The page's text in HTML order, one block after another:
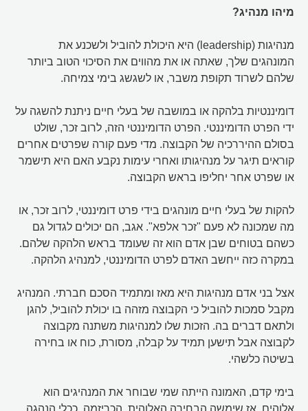
מיהו מנהיג?
מנהיגות (leadership) היא היכולת להוביל ולשכנע את
המונהגים שלך, שאתה או את מהווים את הסיכוי הטוב ביותר
שלהם לשרוד תקופת משבר, או לשגשג בימי צמיחה.
דומיננטיות בלהקה או במושבה של בעלי חיים ניתנת להשגה על
ידי הפרט הדומיננטי. הפרט הדומיננטי הזה, לרוב זכר, שולט
בסולם ההיררכיה של הקבוצה. מדי פעם קורה שפרטים אחרים
קוראים תיגר על מנהיגותו ואחרי עימות נקבע האם היא תישמר
או שפרט אחר יחליפו בראש הקבוצה.
להקות של בעלי חיים מונהגים בידי פרט דומיננטי, לרוב זכר, או
מה שמכונה לא פעם "זכר אלפא". אגב, הם יכולים לגדול גם
כשהם בטוחים שבן אדם הוא זה שעומד בראש הלהקה שלהם.
במקרה כזה ייחשב האדם לפרט הדומיננטי, למנהיג הלהקה.
אצל בני אדם מנהיגות היא מאז ומתמיד הסכם חברתי. המנהיג
מקבל סמכות להוביל כי הקבוצה מזהה בו יכולת להוביל, להגן
ולתאם דברים בה. הזכות שלו למנהיגות משתנה מקבוצה
לקבוצה אבל תישען תמיד על קבלה, מסורת, כוח או בחירה
בשיטה כלשהי.
בימי קדם, האמונה הייתה שמי שבוחר את המנהיגים הוא
אלוהים. אז שימשה הבחירה האלוהית, הכריזמה, ככלי הנהגה